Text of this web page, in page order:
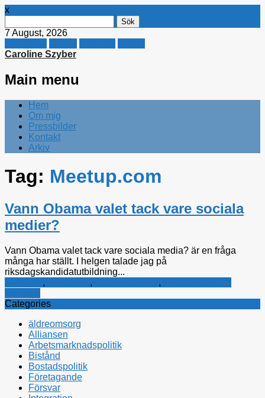
x
efter:
7 August, 2026
Caroline Szyber
Main menu
Skip
content
Hem
Om mig
Pressbilder
Kontakt
Arkiv
Tag: Meetup.com
Vann Obama valet tack vare sociala
medier?
Vann Obama valet tack vare sociala media? är en fråga
många har ställt. I helgen talade jag på
riksdagskandidatutbildning...
, , ,
Categories
äldreomsorg
Alliansen
Arbetsmarknadspolitik
Bistånd
Bostadspolitik
Företagande
Försvar